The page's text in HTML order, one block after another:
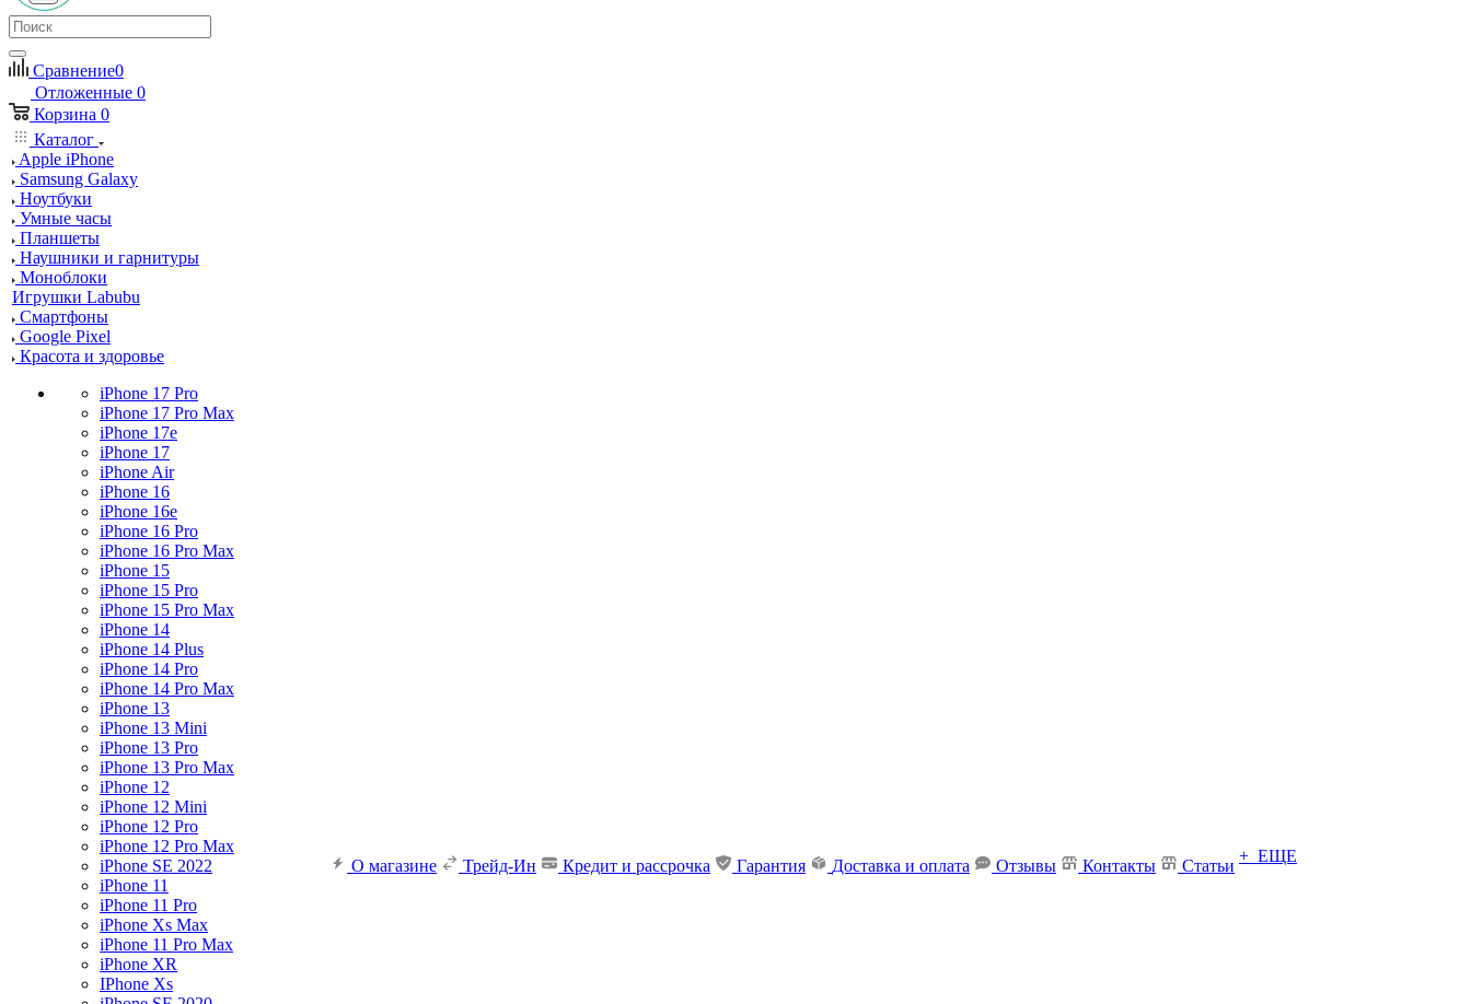
Сравнение0
Отложенные 0
Корзина 0
Каталог
Apple iPhone
Samsung Galaxy
Ноутбуки
Умные часы
Планшеты
Наушники и гарнитуры
Моноблоки
Игрушки Labubu
Смартфоны
Google Pixel
Красота и здоровье
iPhone 17 Pro
iPhone 17 Pro Max
iPhone 17e
iPhone 17
iPhone Air
iPhone 16
iPhone 16e
iPhone 16 Pro
iPhone 16 Pro Max
iPhone 15
iPhone 15 Pro
iPhone 15 Pro Max
iPhone 14
iPhone 14 Plus
iPhone 14 Pro
iPhone 14 Pro Max
iPhone 13
iPhone 13 Mini
iPhone 13 Pro
iPhone 13 Pro Max
iPhone 12
iPhone 12 Mini
iPhone 12 Pro
iPhone 12 Pro Max
iPhone SE 2022
iPhone 11
iPhone 11 Pro
iPhone Xs Max
iPhone 11 Pro Max
iPhone XR
IPhone Xs
О магазине Трейд-Ин Кредит и рассрочка Гарантия Доставка и оплата Отзывы Контакты Статьи
+ ЕЩЕ